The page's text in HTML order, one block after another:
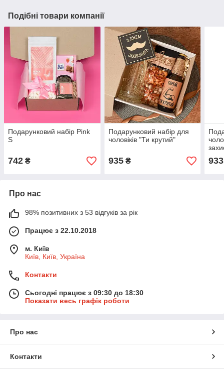
Подібні товари компанії
Подарунковий набір Pink
S
742 ₴
Подарунковий набір для
чоловіків "Ти крутий"
935₴ 933
Про нас
98% позитивних з 53 відгуків за рік
Працює з 22.10.2018
м. Київ
Київ, Київ, Україна
Контакти
Сьогодні працює з 09:30 до 18:30
Показати весь графік роботи
Про нас
Контакти